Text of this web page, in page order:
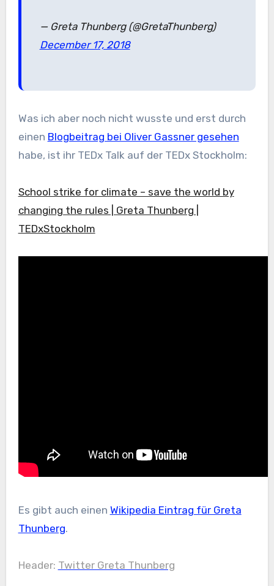
— Greta Thunberg (@GretaThunberg)
December 17, 2018
Was ich aber noch nicht wusste und erst durch
einen Blogbeitrag bei Oliver Gassner gesehen
habe, ist ihr TEDx Talk auf der TEDx Stockholm:
School strike for climate – save the world by
changing the rules | Greta Thunberg |
TEDxStockholm
Es gibt auch einen Wikipedia Eintrag für Greta
Thunberg.
Header: Twitter Greta Thunberg